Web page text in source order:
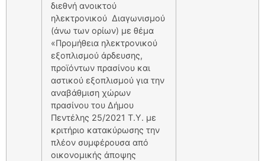
διεθνή ανοικτού
ηλεκτρονικού Διαγωνισμού
(άνω των ορίων) με θέμα
«Προμήθεια ηλεκτρονικού
εξοπλισμού άρδευσης,
προϊόντων πρασίνου και
αστικού εξοπλισμού για την
αναβάθμιση χώρων
πρασίνου του Δήμου
Πεντέλης 25/2021 Τ.Υ. με
κριτήριο κατακύρωσης την
πλέον συμφέρουσα από
οικονομικής άποψης